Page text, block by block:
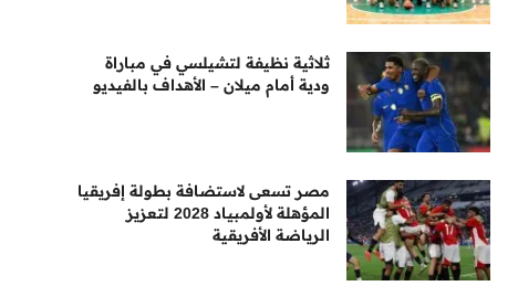
ثلاثية نظيفة لتشيلسي في مباراة
ودية أمام ميلان – الأهداف بالفيديو
مصر تسعى لاستضافة بطولة إفريقيا
المؤهلة لأولمبياد 2028 لتعزيز
الرياضة الأفريقية